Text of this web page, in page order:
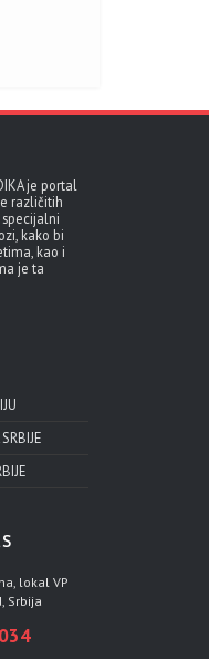
je portal
različitih
kako bi
kao i
je ta
lokal VP
Srbija